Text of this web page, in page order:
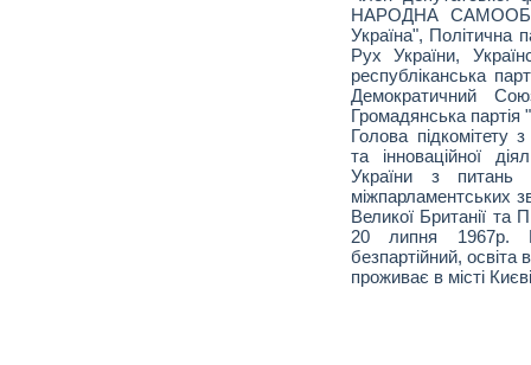
НАРОДНА
Україна", Політична
Рух України,
республіканська
Демократичний
Громадянська партія
Голова підкомітету
та інноваційної
України з
міжпарламентських
Великої Британії та
20 липня 1967р.
безпартійний,
проживає в місті